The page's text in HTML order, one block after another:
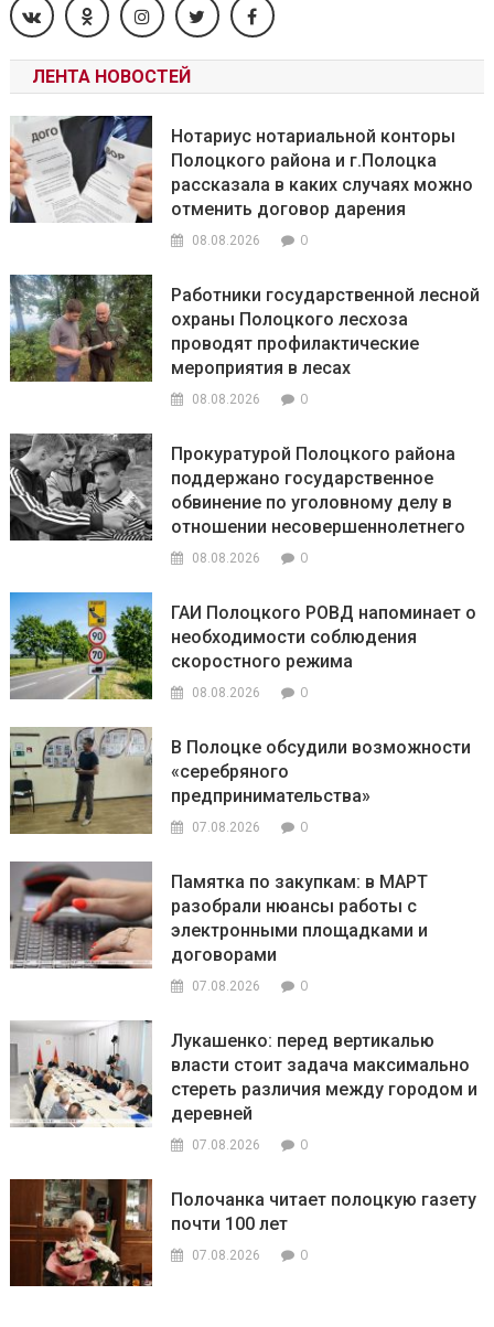
ЛЕНТА НОВОСТЕЙ
Нотариус нотариальной конторы
Полоцкого района и г.Полоцка
рассказала в каких случаях можно
отменить договор дарения
08.08.2026 0
Работники государственной лесной
охраны Полоцкого лесхоза
проводят профилактические
мероприятия в лесах
08.08.2026 0
Прокуратурой Полоцкого района
поддержано государственное
обвинение по уголовному делу в
отношении несовершеннолетнего
08.08.2026 0
ГАИ Полоцкого РОВД напоминает о
необходимости соблюдения
скоростного режима
08.08.2026 0
В Полоцке обсудили возможности
«серебряного
предпринимательства»
07.08.2026 0
Памятка по закупкам: в МАРТ
разобрали нюансы работы с
электронными площадками и
договорами
07.08.2026 0
Лукашенко: перед вертикалью
власти стоит задача максимально
стереть различия между городом и
деревней
07.08.2026 0
Полочанка читает полоцкую газету
почти 100 лет
07.08.2026 0